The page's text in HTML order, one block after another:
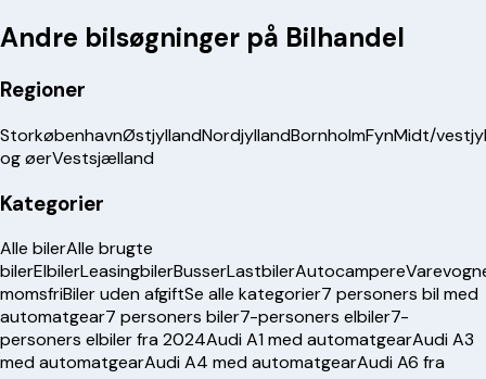
Andre bilsøgninger på Bilhandel
Regioner
StorkøbenhavnØstjyllandNordjyllandBornholmFynMidt/
og øerVestsjælland
Kategorier
Alle bilerAlle brugte
bilerElbilerLeasingbilerBusserLastbilerAutocampere
momsfriBiler uden afgiftSe alle kategorier7 personers bil med
automatgear7 personers biler7-personers elbiler7-
personers elbiler fra 2024Audi A1 med automatgearAudi A3
med automatgearAudi A4 med automatgearAudi A6 fra